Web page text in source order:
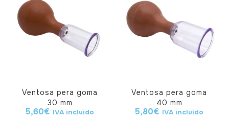
Ventosa pera goma
30 mm
5,60€ IVA incluido
Ventosa pera goma
40 mm
5,80€ IVA incluido